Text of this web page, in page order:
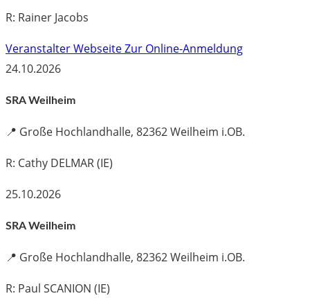
R: Rainer Jacobs
Veranstalter WebseiteZur Online-Anmeldung
24.10.2026
SRA Weilheim
📍 Große Hochlandhalle, 82362 Weilheim i.OB.
R: Cathy DELMAR (IE)
25.10.2026
SRA Weilheim
📍 Große Hochlandhalle, 82362 Weilheim i.OB.
R: Paul SCANION (IE)